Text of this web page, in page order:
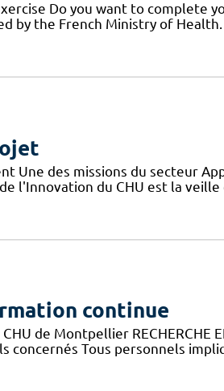
Do you want to complete
by the French Ministry of
Une des missions du secteur
l'Innovation du CHU est la
continue
de Montpellier RECHERCHE
concernés Tous personnels